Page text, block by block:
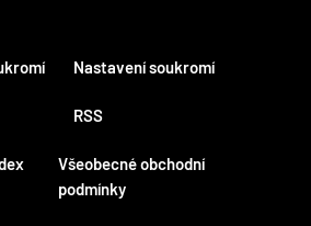
RSS
Všeobecné obchodní
podmínky
Nastavení soukromí